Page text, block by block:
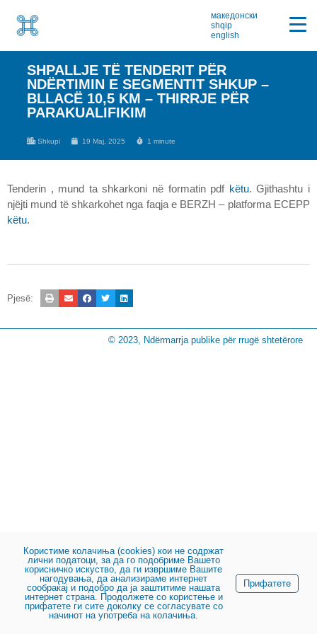
македонски
shqip
english
SHPALLJE TË TENDERIT PËR
NDËRTIMIN E SEGMENTIT SHKUP –
BLLACË 10,5 KM – THIRRJE PËR
PARAKUALIFIKIM
Shkupi 19 Maj, 2025 1 minute
Tenderin , mund ta shkarkoni në formatin pdf këtu. Gjithashtu i
njëjti mund të shkarkohet nga faqja e BERZH – platforma ECEPP
këtu.
Pjesë:
© 2023, Ndërmarrja publike për rrugë shtetërore
Користиме колачиња (cookies) кои не содржат
лични податоци, за да го подобриме Вашето
корисничко искуство, да ги извршиме Вашите
нагодувања, да анализираме интернет
сообраќај и подобро да ја заштитиме нашата
интернет страна. Продолжете со користење и
прифатете ги сите доколку се согласувате со
начинот на употреба на колачиња.
Прифатете